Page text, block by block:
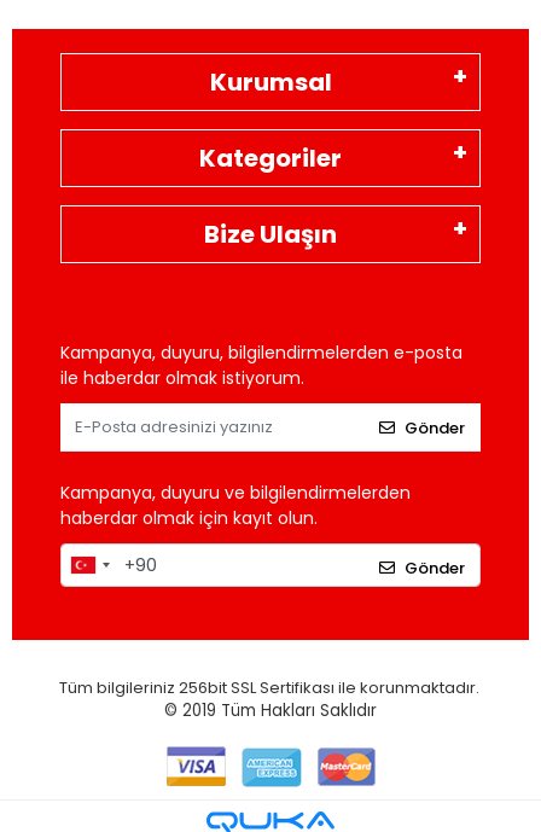
Kurumsal
Kategoriler
Bize Ulaşın
Kampanya, duyuru, bilgilendirmelerden e-posta
ile haberdar olmak istiyorum.
Gönder
Kampanya, duyuru ve bilgilendirmelerden
haberdar olmak için kayıt olun.
Gönder
Tüm bilgileriniz 256bit SSL Sertifikası ile korunmaktadır.
© 2019 Tüm Hakları Saklıdır